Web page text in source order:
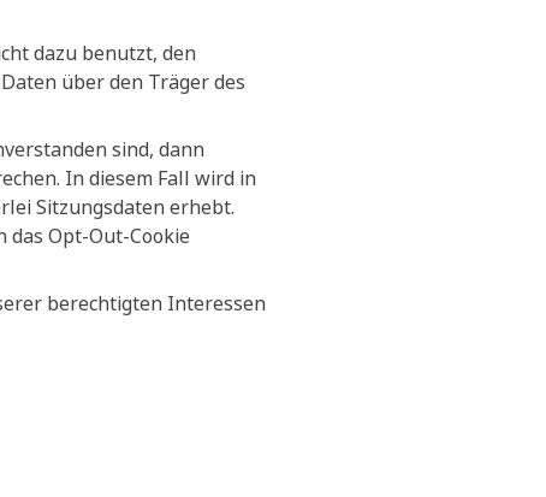
dazu benutzt, den
über den Träger des
sind, dann
In diesem Fall wird in
Sitzungsdaten erhebt.
das Opt-Out-Cookie
berechtigten Interessen